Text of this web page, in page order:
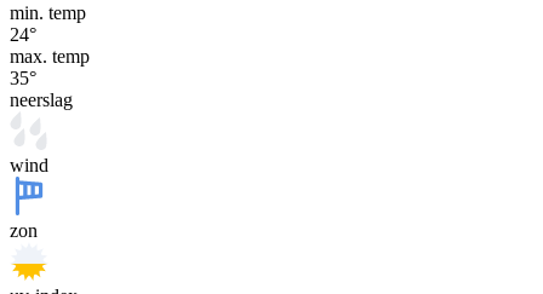
min. temp
24°
max. temp
35°
neerslag
wind
zon